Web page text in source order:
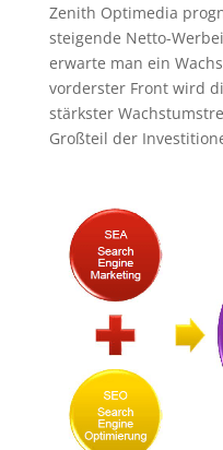
Zenith Optimedia
steigende Netto-
erwarte man ein
vorderster Front wird
stärkster
Großteil der